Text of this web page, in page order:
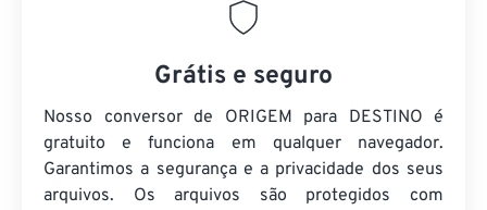
Grátis e seguro
Nosso conversor de ORIGEM para DESTINO é
gratuito e funciona em qualquer navegador.
Garantimos a segurança e a privacidade dos seus
arquivos. Os arquivos são protegidos com